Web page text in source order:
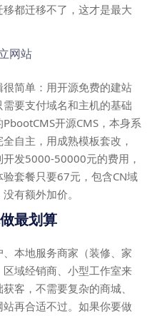
都迁移不了，这才是最大
简单：用开源免费的建站
要支付域名和主机的基础
开源CMS，本身系
自主，用成熟模板套改，
发5000-50000元的费用，
套餐只要67元，包含CN域
有额外加价。
最划算
本地服务商家（装修、家
域经销商、小型工作室来
客，不需要复杂的商城、
再合适不过。如果你要做